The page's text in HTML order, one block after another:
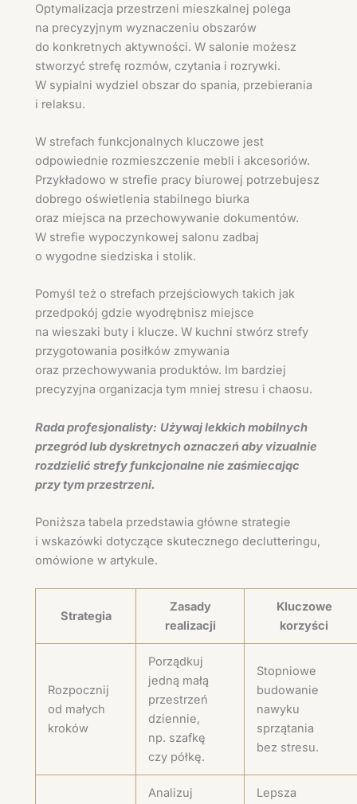
Optymalizacja przestrzeni mieszkalnej polega
na precyzyjnym wyznaczeniu obszarów
do konkretnych aktywności. W salonie możesz
stworzyć strefę rozmów, czytania i rozrywki.
W sypialni wydziel obszar do spania, przebierania
i relaksu.
W strefach funkcjonalnych kluczowe jest
odpowiednie rozmieszczenie mebli i akcesoriów.
Przykładowo w strefie pracy biurowej potrzebujesz
dobrego oświetlenia stabilnego biurka
oraz miejsca na przechowywanie dokumentów.
W strefie wypoczynkowej salonu zadbaj
o wygodne siedziska i stolik.
Pomyśl też o strefach przejściowych takich jak
przedpokój gdzie wyodrębnisz miejsce
na wieszaki buty i klucze. W kuchni stwórz strefy
przygotowania posiłków zmywania
oraz przechowywania produktów. Im bardziej
precyzyjna organizacja tym mniej stresu i chaosu.
Rada profesjonalisty: Używaj lekkich mobilnych
przegród lub dyskretnych oznaczeń aby vizualnie
rozdzielić strefy funkcjonalne nie zaśmiecając
przy tym przestrzeni.
Poniższa tabela przedstawia główne strategie
i wskazówki dotyczące skutecznego declutteringu,
omówione w artykule.
Strategia
Zasady
realizacji
Kluczowe
korzyści
Rozpocznij
od małych
kroków
Porządkuj
jedną małą
przestrzeń
dziennie,
np. szafkę
czy półkę.
Stopniowe
budowanie
nawyku
sprzątania
bez stresu.
Analizuj
Lepsza